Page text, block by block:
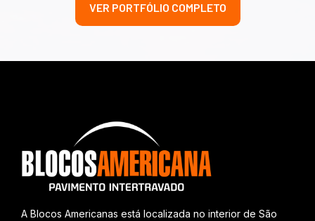
VER PORTFÓLIO COMPLETO
A Blocos Americanas está localizada no interior de São